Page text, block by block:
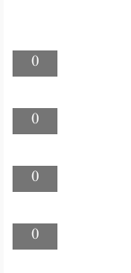
0
0
0
0